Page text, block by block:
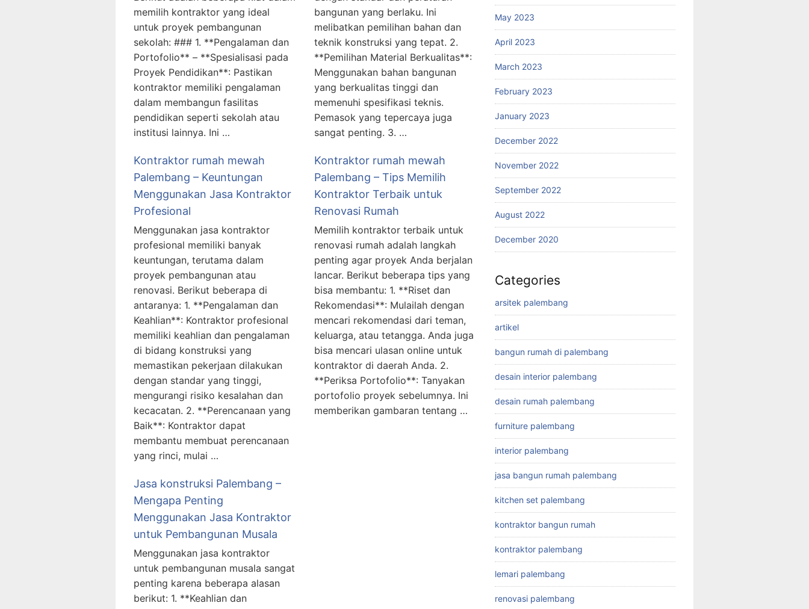
memilih kontraktor yang ideal
untuk proyek pembangunan
sekolah: ### 1. **Pengalaman dan
Portofolio** – **Spesialisasi pada
Proyek Pendidikan**: Pastikan
kontraktor memiliki pengalaman
dalam membangun fasilitas
pendidikan seperti sekolah atau
institusi lainnya. Ini …
bangunan yang berlaku. Ini
melibatkan pemilihan bahan dan
teknik konstruksi yang tepat. 2.
**Pemilihan Material Berkualitas**:
Menggunakan bahan bangunan
yang berkualitas tinggi dan
memenuhi spesifikasi teknis.
Pemasok yang tepercaya juga
sangat penting. 3. …
Kontraktor rumah mewah
Palembang – Keuntungan
Menggunakan Jasa Kontraktor
Profesional
Menggunakan jasa kontraktor
profesional memiliki banyak
keuntungan, terutama dalam
proyek pembangunan atau
renovasi. Berikut beberapa di
antaranya: 1. **Pengalaman dan
Keahlian**: Kontraktor profesional
memiliki keahlian dan pengalaman
di bidang konstruksi yang
memastikan pekerjaan dilakukan
dengan standar yang tinggi,
mengurangi risiko kesalahan dan
kecacatan. 2. **Perencanaan yang
Baik**: Kontraktor dapat
membantu membuat perencanaan
yang rinci, mulai …
Kontraktor rumah mewah
Palembang – Tips Memilih
Kontraktor Terbaik untuk
Renovasi Rumah
Memilih kontraktor terbaik untuk
renovasi rumah adalah langkah
penting agar proyek Anda berjalan
lancar. Berikut beberapa tips yang
bisa membantu: 1. **Riset dan
Rekomendasi**: Mulailah dengan
mencari rekomendasi dari teman,
keluarga, atau tetangga. Anda juga
bisa mencari ulasan online untuk
kontraktor di daerah Anda. 2.
**Periksa Portofolio**: Tanyakan
portofolio proyek sebelumnya. Ini
memberikan gambaran tentang …
Jasa konstruksi Palembang –
Mengapa Penting
Menggunakan Jasa Kontraktor
untuk Pembangunan Musala
Menggunakan jasa kontraktor
untuk pembangunan musala sangat
penting karena beberapa alasan
berikut: 1. **Keahlian dan
May 2023
April 2023
March 2023
February 2023
January 2023
December 2022
November 2022
September 2022
August 2022
December 2020
Categories
arsitek palembang
artikel
bangun rumah di palembang
desain interior palembang
desain rumah palembang
furniture palembang
interior palembang
jasa bangun rumah palembang
kitchen set palembang
kontraktor bangun rumah
kontraktor palembang
lemari palembang
renovasi palembang